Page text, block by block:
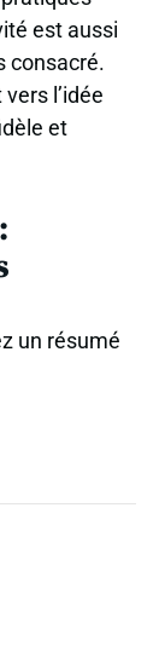
est aussi
consacré.
l’idée
et
un résumé